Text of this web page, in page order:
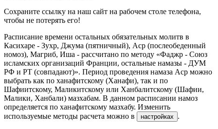
Сохраните ссылку на наш сайт на рабочем столе телефона,
чтобы не потерять его!
Расписание времени остальных обязательных молитв в
Касихаре - Зухр, Джума (пятничный), Аср (послеобеденный
номоз), Магриб, Иша - рассчитано по методу «Фаджр - Союз
исламских организаций Франции, остальные намазы - ДУМ
РФ и РТ (совпадают)». Период проведения намаза Аср можно
выбрать как по ханафитскому (Ханафи), так и по
Шафиитскому, Маликитскому или Ханбалитскому (Шафии,
Малики, Ханбали) мазхабам. В данном расписании намоз
определяется по ханафитскому мазхабу. Изменить
используемые методы расчета можно в
настройках .